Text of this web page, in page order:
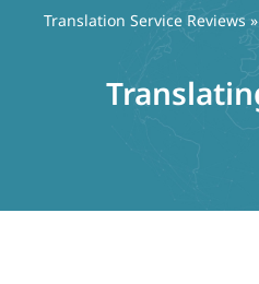
Translation Service Reviews